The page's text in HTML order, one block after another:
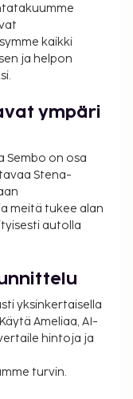
kaikki
ja helpon
ympäri
Sembo on osa
Stena-
meitä tukee alan
autolla
yksinkertaisella
Ameliaa, AI-
hintoja ja
turvin.